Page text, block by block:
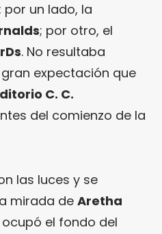
un lado, la
; por otro, el
. No resultaba
expectación que
C. C.
del comienzo de la
las luces y se
mirada de Aretha
el fondo del